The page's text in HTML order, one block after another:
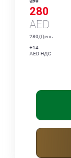
280
AED
280/День
+14
AED НДС